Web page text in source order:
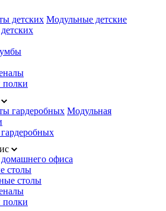
детских Модульные детские
полки
гардеробных Модульная
офиса
столы
столы
полки